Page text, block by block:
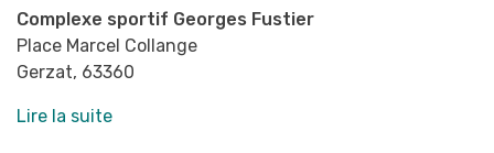
Complexe sportif Georges Fustier
Place Marcel Collange
Gerzat, 63360
Lire la suite